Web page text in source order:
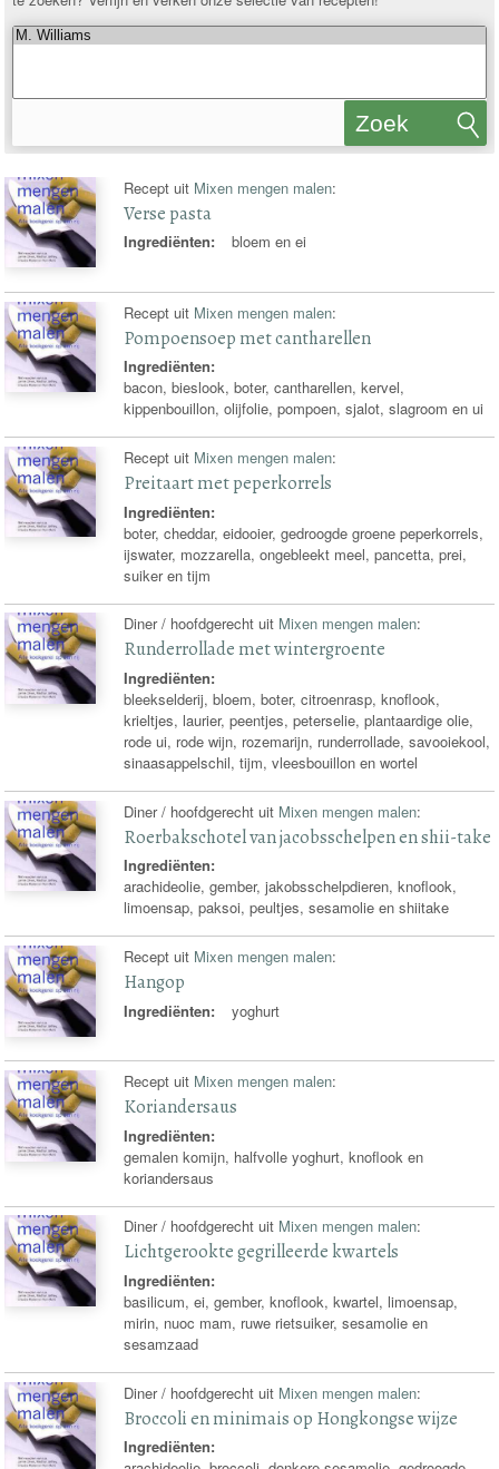
Zoek
Recept uit Mixen mengen malen:
Verse pasta
Ingrediënten: bloem en ei
Recept uit Mixen mengen malen:
Pompoensoep met cantharellen
Ingrediënten:
bacon, bieslook, boter, cantharellen, kervel,
kippenbouillon, olijfolie, pompoen, sjalot, slagroom en ui
Recept uit Mixen mengen malen:
Preitaart met peperkorrels
Ingrediënten:
boter, cheddar, eidooier, gedroogde groene peperkorrels,
ijswater, mozzarella, ongebleekt meel, pancetta, prei,
suiker en tijm
Diner / hoofdgerecht uit Mixen mengen malen:
Runderrollade met wintergroente
Ingrediënten:
bleekselderij, bloem, boter, citroenrasp, knoflook,
krieltjes, laurier, peentjes, peterselie, plantaardige olie,
rode ui, rode wijn, rozemarijn, runderrollade, savooiekool,
sinaasappelschil, tijm, vleesbouillon en wortel
Diner / hoofdgerecht uit Mixen mengen malen:
Roerbakschotel van jacobsschelpen en shii-take
Ingrediënten:
arachideolie, gember, jakobsschelpdieren, knoflook,
limoensap, paksoi, peultjes, sesamolie en shiitake
Recept uit Mixen mengen malen:
Hangop
Ingrediënten: yoghurt
Recept uit Mixen mengen malen:
Koriandersaus
Ingrediënten:
gemalen komijn, halfvolle yoghurt, knoflook en
koriandersaus
Diner / hoofdgerecht uit Mixen mengen malen:
Lichtgerookte gegrilleerde kwartels
Ingrediënten:
basilicum, ei, gember, knoflook, kwartel, limoensap,
mirin, nuoc mam, ruwe rietsuiker, sesamolie en
sesamzaad
Diner / hoofdgerecht uit Mixen mengen malen:
Broccoli en minimais op Hongkongse wijze
Ingrediënten: